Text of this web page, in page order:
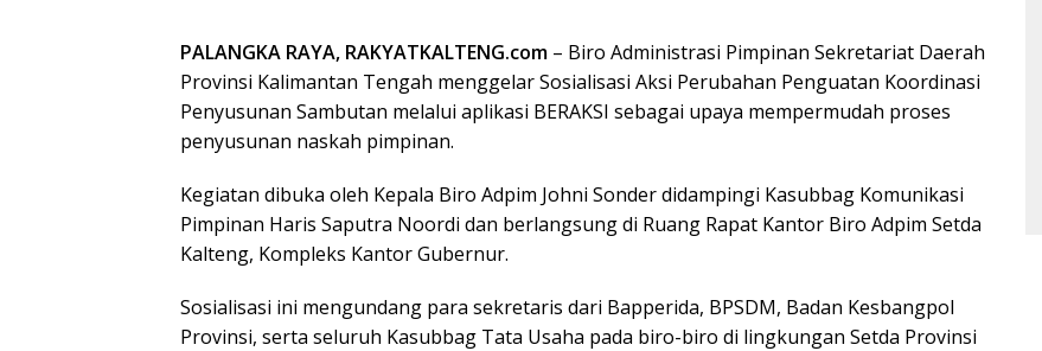
PALANGKA RAYA, RAKYATKALTENG.com – Biro Administrasi Pimpinan Sekretariat Daerah
Provinsi Kalimantan Tengah menggelar Sosialisasi Aksi Perubahan Penguatan Koordinasi
Penyusunan Sambutan melalui aplikasi BERAKSI sebagai upaya mempermudah proses
penyusunan naskah pimpinan.
Kegiatan dibuka oleh Kepala Biro Adpim Johni Sonder didampingi Kasubbag Komunikasi
Pimpinan Haris Saputra Noordi dan berlangsung di Ruang Rapat Kantor Biro Adpim Setda
Kalteng, Kompleks Kantor Gubernur.
Sosialisasi ini mengundang para sekretaris dari Bapperida, BPSDM, Badan Kesbangpol
Provinsi, serta seluruh Kasubbag Tata Usaha pada biro-biro di lingkungan Setda Provinsi